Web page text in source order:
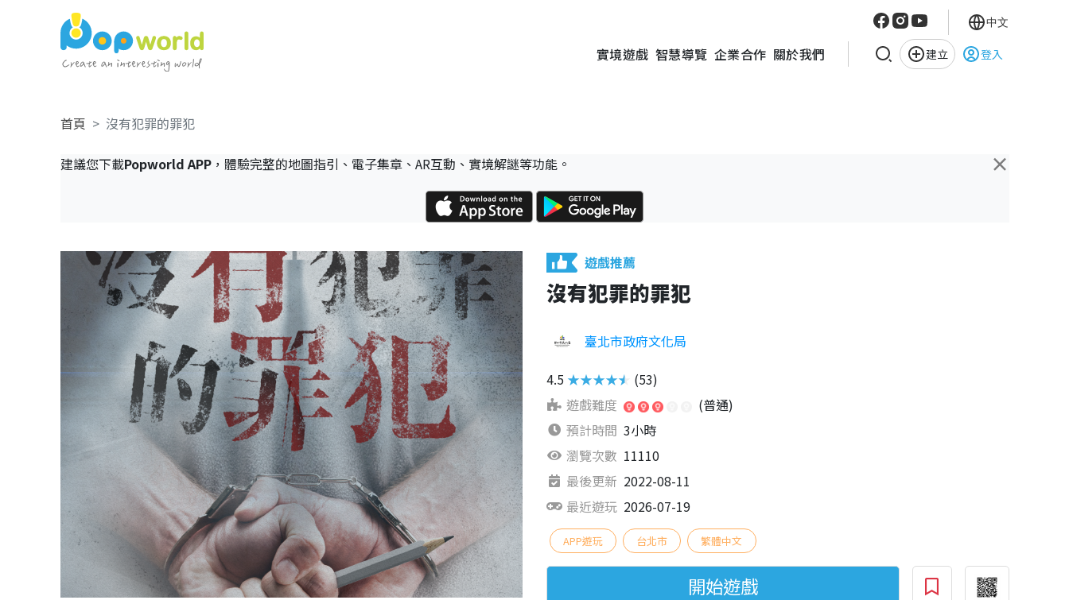
實境遊戲 智慧導覽 企業合作 關於我們 建立 登入
中文
首頁 沒有犯罪的罪犯
×
建議您下載Popworld APP，體驗完整的地圖指引、電子集章、AR互動、實境解謎等功能。
遊戲推薦
沒有犯罪的罪犯
臺北市政府文化局
4.5 ★★★★★ (53)
遊戲難度
(普通)
預計時間 3小時
瀏覽次數 11110
最後更新 2022-08-11
最近遊玩 2026-07-19
APP遊玩 台北市 繁體中文
開始遊戲